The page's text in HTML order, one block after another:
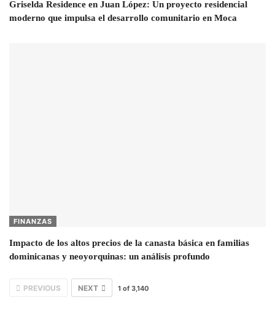
Griselda Residence en Juan López: Un proyecto residencial
moderno que impulsa el desarrollo comunitario en Moca
FINANZAS
Impacto de los altos precios de la canasta básica en familias
dominicanas y neoyorquinas: un análisis profundo
PREVIOUS NEXT 1 of 3,140